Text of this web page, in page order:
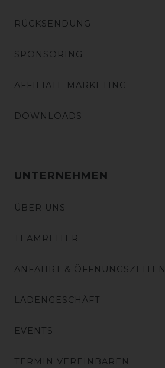
RÜCKSENDUNG
SPONSORING
AFFILIATE MARKETING
DOWNLOADS
UNTERNEHMEN
ÜBER UNS
TEAMREITER
ANFAHRT & ÖFFNUNGSZEITEN
LADENGESCHÄFT
EVENTS
TERMIN VEREINBAREN